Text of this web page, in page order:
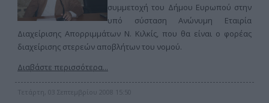
συμμετοχή του Δήμου Ευρωπού στην
υπό σύσταση Ανώνυμη Εταιρία
Διαχείρισης Απορριμμάτων Ν. Κιλκίς, που θα είναι ο φορέας
διαχείρισης στερεών αποβλήτων του νομού.
Διαβάστε περισσότερα...
Τετάρτη, 03 Σεπτεμβρίου 2008 15:50